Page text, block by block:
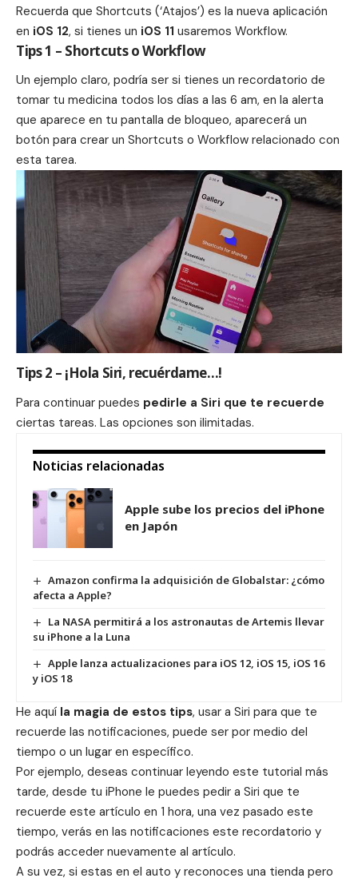
Recuerda que Shortcuts (‘Atajos’) es la nueva aplicación
en iOS 12, si tienes un iOS 11 usaremos Workflow.
Tips 1 – Shortcuts o Workflow
Un ejemplo claro, podría ser si tienes un recordatorio de
tomar tu medicina todos los días a las 6 am, en la alerta
que aparece en tu pantalla de bloqueo, aparecerá un
botón para crear un Shortcuts o Workflow relacionado con
esta tarea.
Tips 2 – ¡Hola Siri, recuérdame…!
Para continuar puedes pedirle a Siri que te recuerde
ciertas tareas. Las opciones son ilimitadas.
Noticias relacionadas
Apple sube los precios del iPhone
en Japón
Amazon confirma la adquisición de Globalstar: ¿cómo
afecta a Apple?
La NASA permitirá a los astronautas de Artemis llevar
su iPhone a la Luna
Apple lanza actualizaciones para iOS 12, iOS 15, iOS 16
y iOS 18
He aquí la magia de estos tips, usar a Siri para que te
recuerde las notificaciones, puede ser por medio del
tiempo o un lugar en específico.
Por ejemplo, deseas continuar leyendo este tutorial más
tarde, desde tu iPhone le puedes pedir a Siri que te
recuerde este artículo en 1 hora, una vez pasado este
tiempo, verás en las notificaciones este recordatorio y
podrás acceder nuevamente al artículo.
A su vez, si estas en el auto y reconoces una tienda pero